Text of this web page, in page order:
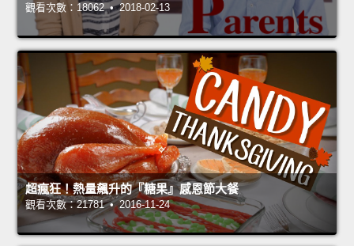
觀看次數：18062 • 2018-02-13
超瘋狂！熱量飆升的『糖果』感恩節大餐
觀看次數：21781 • 2016-11-24